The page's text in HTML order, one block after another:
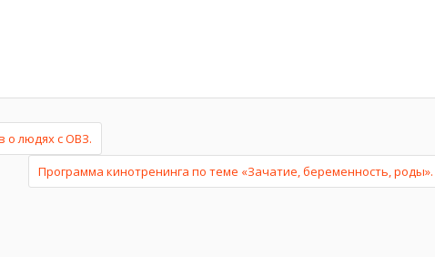
о людях с ОВЗ.
Программа кинотренинга по теме «Зачатие, беременность, роды».